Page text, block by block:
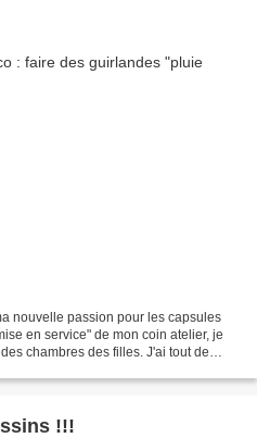
nouvelle passion pour les capsules
en service" de mon coin atelier, je
chambres des filles. J'ai tout de
!!!